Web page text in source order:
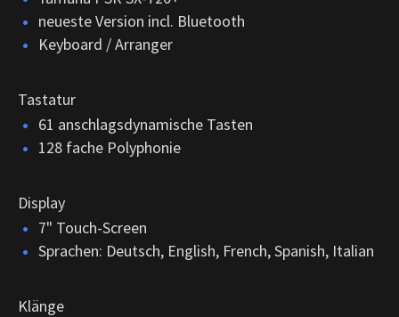
neueste Version incl. Bluetooth
Keyboard / Arranger
Tastatur
61 anschlagsdynamische Tasten
128 fache Polyphonie
Display
7" Touch-Screen
Sprachen: Deutsch, English, French, Spanish, Italian
Klänge